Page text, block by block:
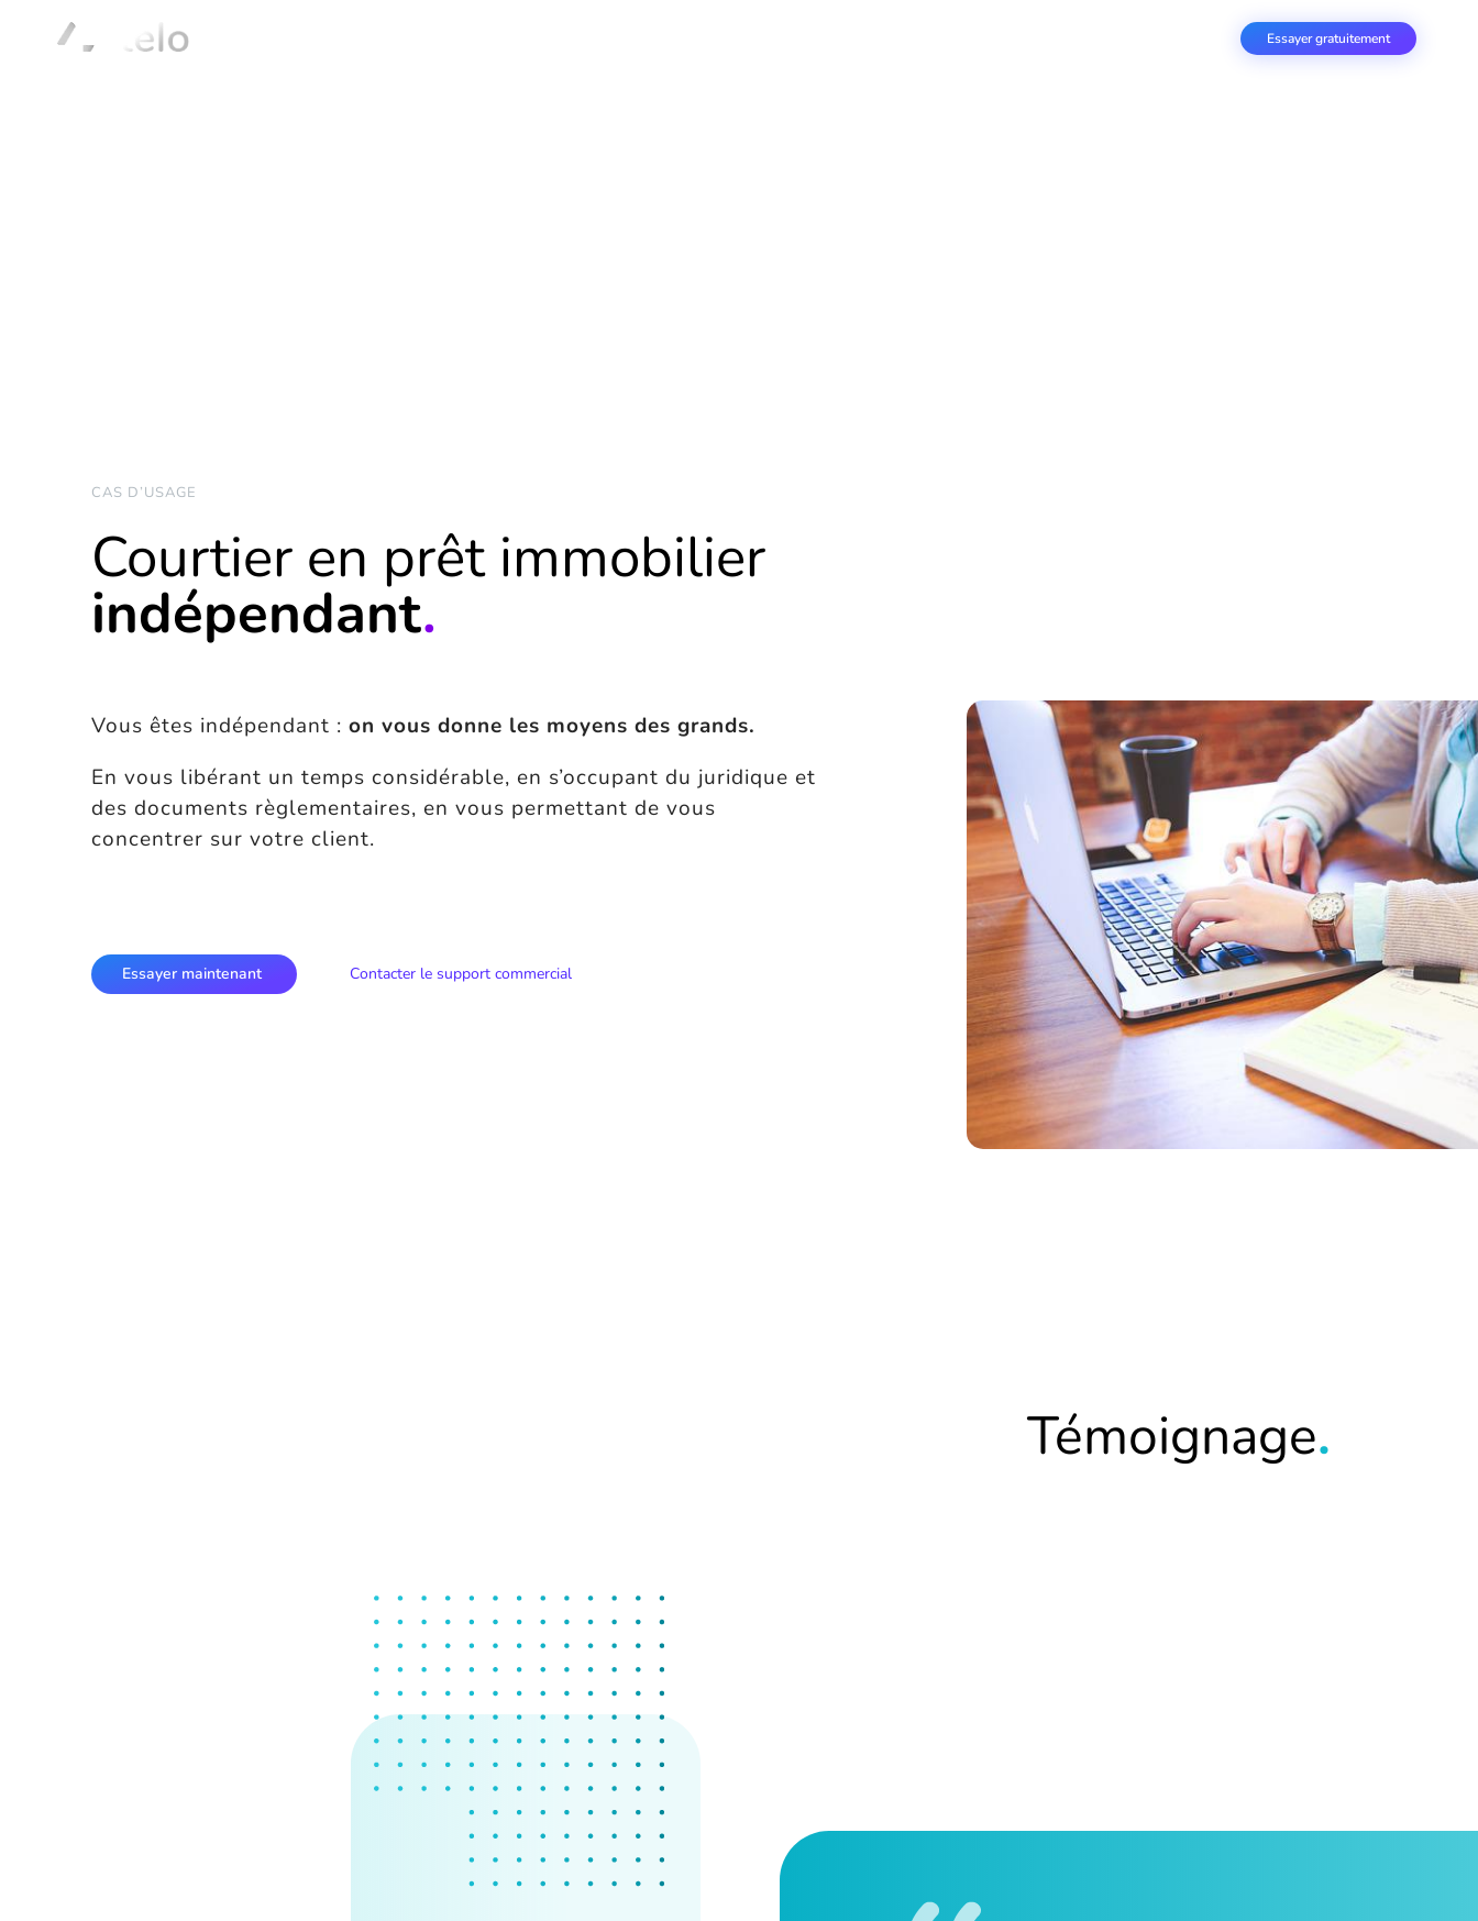
Essayer gratuitement
CAS D’USAGE
Courtier en prêt immobilier
indépendant.
Vous êtes indépendant : on vous donne les moyens des grands.
En vous libérant un temps considérable, en s’occupant du juridique et
des documents règlementaires, en vous permettant de vous
concentrer sur votre client.
Essayer maintenant Contacter le support commercial
Témoignage.